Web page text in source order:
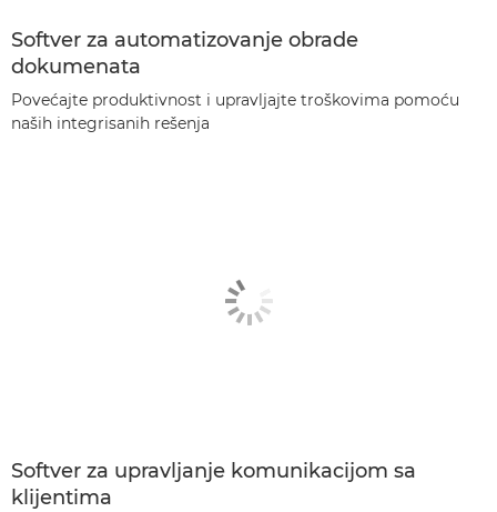
Softver za automatizovanje obrade
dokumenata
Povećajte produktivnost i upravljajte troškovima pomoću
naših integrisanih rešenja
Softver za upravljanje komunikacijom sa
klijentima